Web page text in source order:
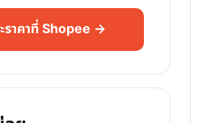
ราคาที่ Shopee →